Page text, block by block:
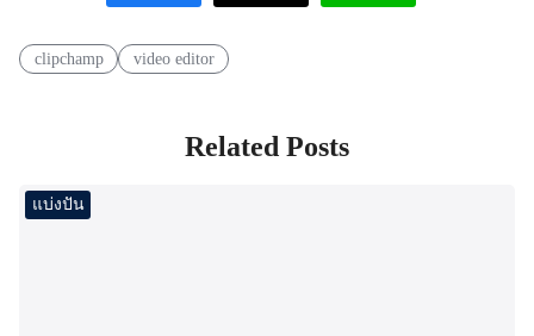
clipchamp video editor
Related Posts
แบ่งปัน